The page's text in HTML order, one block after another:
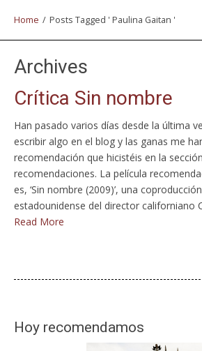
Home / Posts Tagged ' Paulina Gaitan '
Archives
Crítica Sin nombre
Han pasado varios días desde la última
escribir algo en el blog y las ganas me
recomendación que hicistéis en la
recomendaciones. La película
es, ‘Sin nombre (2009)’, una
estadounidense del director californiano
Read More
Hoy recomendamos